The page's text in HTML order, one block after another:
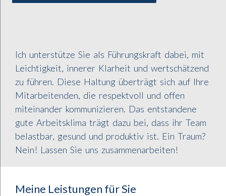
Ich unterstütze Sie als Führungskraft dabei, mit
Leichtigkeit, innerer Klarheit und wertschätzend
zu führen. Diese Haltung überträgt sich auf Ihre
Mitarbeitenden, die respektvoll und offen
miteinander kommunizieren. Das entstandene
gute Arbeitsklima trägt dazu bei, dass ihr Team
belastbar, gesund und produktiv ist. Ein Traum?
Nein! Lassen Sie uns zusammenarbeiten!
Meine Leistungen für Sie